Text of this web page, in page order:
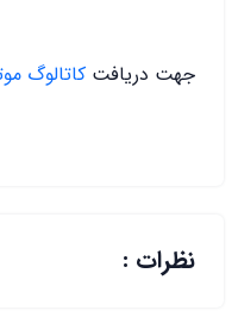
جهت دریافت کاتالوگ
نظرات :